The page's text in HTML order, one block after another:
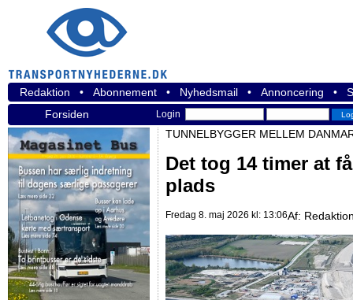
Redaktion • Abonnement • Nyhedsmail • Annoncering •
Forsiden
Login
TUNNELBYGGER MELLEM
Det tog 14 timer at
plads
Fredag 8. maj 2026 kl: 13:06Af: